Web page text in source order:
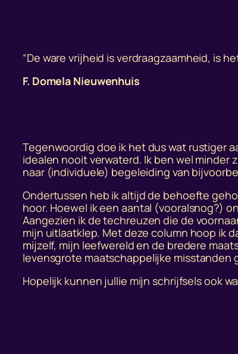
“De ware vrijheid is verdraagzaamheid, is
F. Domela Nieuwenhuis
Tegenwoordig doe ik het dus wat rustiger
idealen nooit verwaterd. Ik ben wel
naar (individuele) begeleiding van
Ondertussen heb ik altijd de behoefte
hoor. Hoewel ik een aantal (vooralsnog?)
Aangezien ik de techreuzen die de
mijn uitlaatklep. Met deze column hoop ik
mijzelf, mijn leefwereld en de bredere
levensgrote maatschappelijke misstanden
Hopelijk kunnen jullie mijn schrijfsels ook